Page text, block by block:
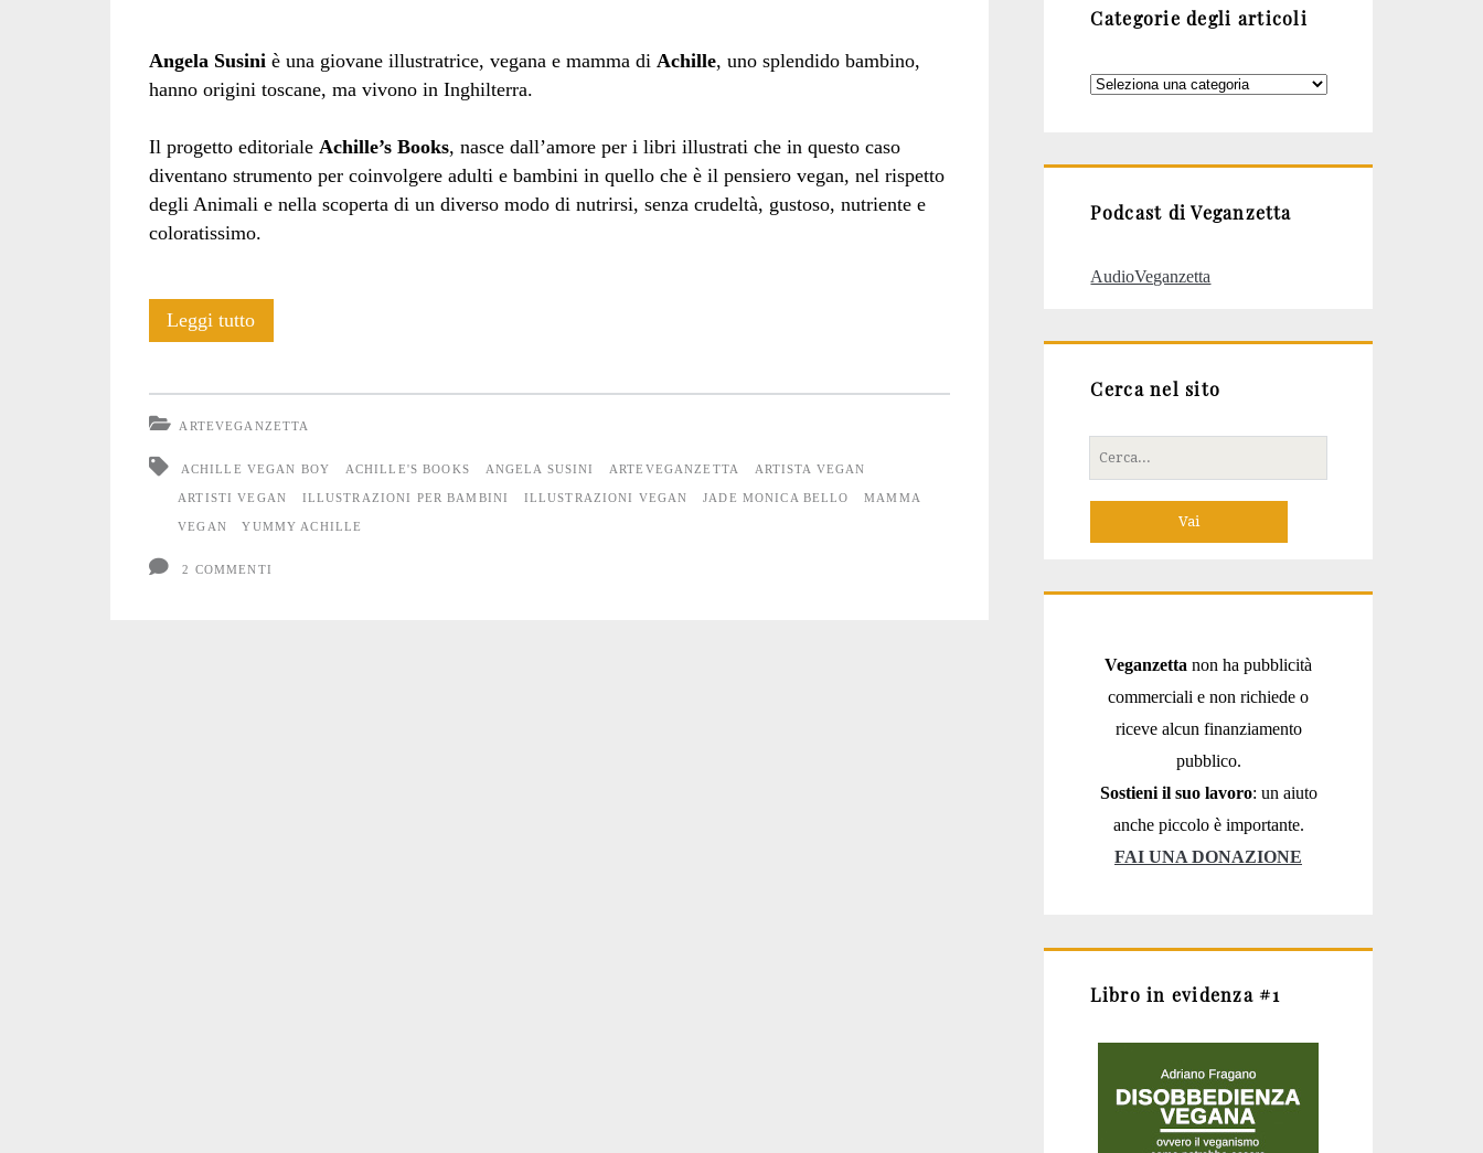
Angela Susini è una giovane illustratrice, vegana e mamma di Achille, uno splendido bambino,
hanno origini toscane, ma vivono in Inghilterra.
Il progetto editoriale Achille’s Books, nasce dall’amore per i libri illustrati che in questo caso
diventano strumento per coinvolgere adulti e bambini in quello che è il pensiero vegan, nel rispetto
degli Animali e nella scoperta di un diverso modo di nutrirsi, senza crudeltà, gustoso, nutriente e
coloratissimo.
Leggi tuttoAngela
ARTEVEGANZETTA
ACHILLE VEGAN BOY ACHILLE'S BOOKS ANGELA SUSINI ARTEVEGANZETTA ARTISTA VEGAN
ARTISTI VEGAN ILLUSTRAZIONI PER BAMBINI ILLUSTRAZIONI VEGAN JADE MONICA BELLO MAMMA
VEGAN YUMMY ACHILLE
2 COMMENTI
Categorie degli articoli
Categorie
Podcast di Veganzetta
AudioVeganzetta
Cerca nel sito
Cerca
per:
Veganzetta non ha pubblicità
commerciali e non richiede o
riceve alcun finanziamento
pubblico.
Sostieni il suo lavoro: un aiuto
anche piccolo è importante.
FAI UNA DONAZIONE
Libro in evidenza #1